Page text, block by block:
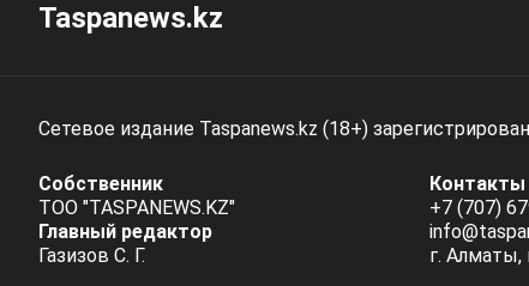
Taspanews.kz
Сетевое издание Taspanews.kz (18+)
Собственник
ТОО "TASPANEWS.KZ"
Главный редактор
Газизов С. Г.
Контакты
+7 (707)
г.